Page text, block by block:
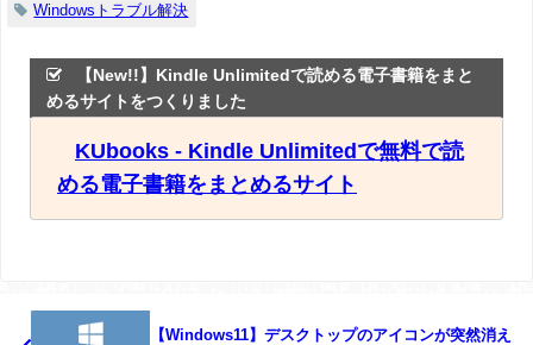
Windowsトラブル解決
【New!!】Kindle Unlimitedで読める電子書籍をまと
めるサイトをつくりました
KUbooks - Kindle Unlimitedで無料で読
める電子書籍をまとめるサイト
【Windows11】デスクトップのアイコンが突然消え